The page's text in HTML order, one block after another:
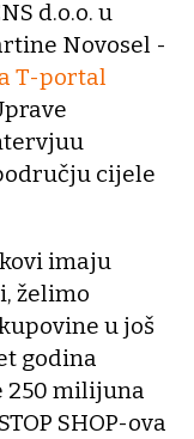
d.o.o. u
Novosel -
T-portal
cijele
imaju
želimo
u još
godina
milijuna
SHOP-ova